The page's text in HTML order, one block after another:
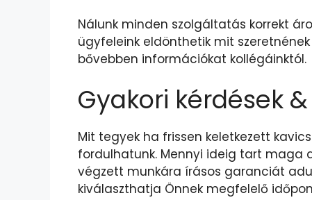
Nálunk minden szolgáltatás korrekt
ügyfeleink eldönthetik mit
bővebben információkat kollégáinktól.
Gyakori kérdések
Mit tegyek ha frissen keletkezett
fordulhatunk. Mennyi ideig tart maga
végzett munkára írásos garanciát
kiválaszthatja Önnek megfelelő